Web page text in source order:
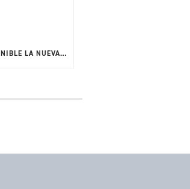
YA ESTÁ DISPONIBLE LA NUEVA VERSIÓN 3.68.1 DE LA HERRAMIENTA BARNES CPT/CAT PVT